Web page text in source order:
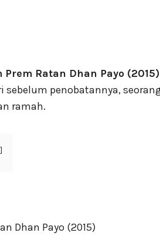
Ratan Dhan Payo (2015)
sebelum penobatannya,
ramah.
Dhan Payo (2015)